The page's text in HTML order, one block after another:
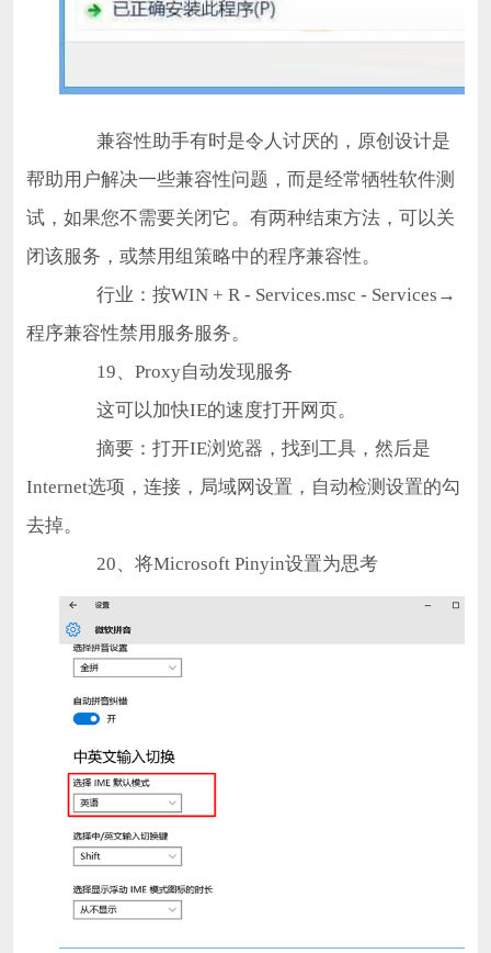
兼容性助手有时是令人讨厌的，原创设计是
帮助用户解决一些兼容性问题，而是经常牺牲软件测
试，如果您不需要关闭它。有两种结束方法，可以关
闭该服务，或禁用组策略中的程序兼容性。
行业：按WIN + R - Services.msc - Services→
程序兼容性禁用服务服务。
19、Proxy自动发现服务
这可以加快IE的速度打开网页。
摘要：打开IE浏览器，找到工具，然后是
Internet选项，连接，局域网设置，自动检测设置的勾
去掉。
20、将Microsoft Pinyin设置为思考